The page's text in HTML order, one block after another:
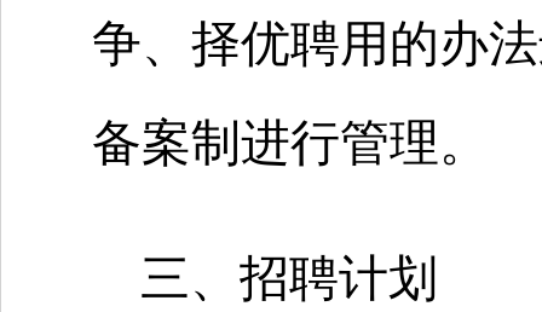
争、择优聘用的办
备案制进行管理。
三、招聘计划